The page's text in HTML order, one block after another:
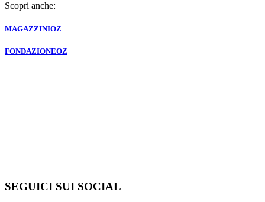
Scopri anche:
MAGAZZINIOZ
FONDAZIONEOZ
SEGUICI SUI SOCIAL